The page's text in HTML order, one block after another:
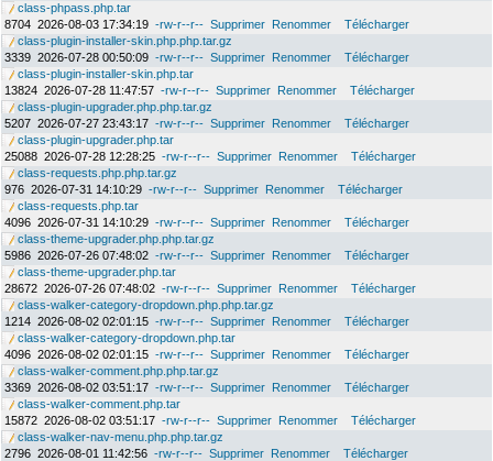
class-phpass.php.tar
8704 2026-08-03 17:34:19 -rw-r--r-- Supprimer Renommer
Télécharger
class-plugin-installer-skin.php.php.tar.gz
3339 2026-07-28 00:50:09 -rw-r--r-- Supprimer Renommer
Télécharger
class-plugin-installer-skin.php.tar
13824 2026-07-28 11:47:57 -rw-r--r-- Supprimer Renommer
Télécharger
class-plugin-upgrader.php.php.tar.gz
5207 2026-07-27 23:43:17 -rw-r--r-- Supprimer Renommer
Télécharger
class-plugin-upgrader.php.tar
25088 2026-07-28 12:28:25 -rw-r--r-- Supprimer Renommer
Télécharger
class-requests.php.php.tar.gz
976 2026-07-31 14:10:29 -rw-r--r-- Supprimer Renommer
Télécharger
class-requests.php.tar
4096 2026-07-31 14:10:29 -rw-r--r-- Supprimer Renommer
Télécharger
class-theme-upgrader.php.php.tar.gz
5986 2026-07-26 07:48:02 -rw-r--r-- Supprimer Renommer
Télécharger
class-theme-upgrader.php.tar
28672 2026-07-26 07:48:02 -rw-r--r-- Supprimer Renommer
Télécharger
class-walker-category-dropdown.php.php.tar.gz
1214 2026-08-02 02:01:15 -rw-r--r-- Supprimer Renommer
Télécharger
class-walker-category-dropdown.php.tar
4096 2026-08-02 02:01:15 -rw-r--r-- Supprimer Renommer
Télécharger
class-walker-comment.php.php.tar.gz
3369 2026-08-02 03:51:17 -rw-r--r-- Supprimer Renommer
Télécharger
class-walker-comment.php.tar
15872 2026-08-02 03:51:17 -rw-r--r-- Supprimer Renommer
Télécharger
class-walker-nav-menu.php.php.tar.gz
2796 2026-08-01 11:42:56 -rw-r--r-- Supprimer Renommer
Télécharger